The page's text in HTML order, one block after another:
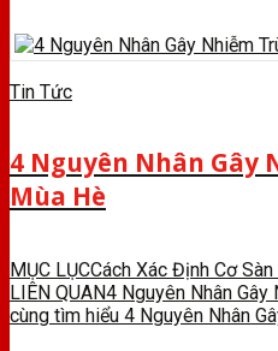
Tin Tức
4 Nguyên Nhân Gây
Mùa Hè
MỤC LỤCCách Xác Định Cơ
LIÊN QUAN4 Nguyên Nhân
cùng tìm hiểu 4 Nguyên Nhân